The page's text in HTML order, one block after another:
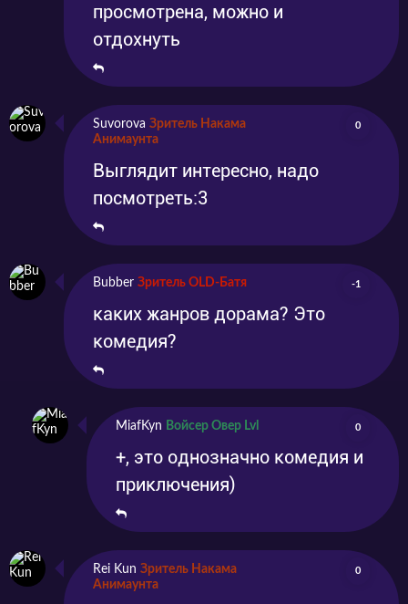
просмотрена, можно и
отдохнуть
Suvorova Зритель Накама
Анимаунта
0
Выглядит интересно, надо
посмотреть:3
Bubber Зритель OLD-Батя -1
каких жанров дорама? Это
комедия?
MiafKyn Войсер Овер Lvl 0
+, это однозначно комедия и
приключения)
Rei Kun Зритель Накама
Анимаунта
0